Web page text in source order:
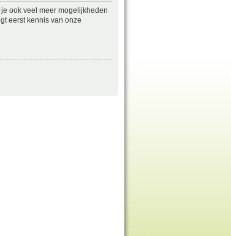
ook veel meer mogelijkheden
eerst kennis van onze